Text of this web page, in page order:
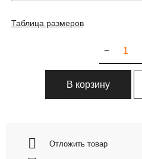
Таблица размеров
−
В корзину
Отложить товар